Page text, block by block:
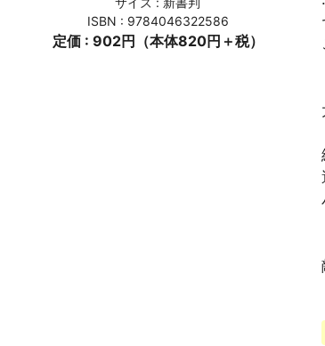
ISBN : 9784046322586
定価 : 902円（本体820円＋税）